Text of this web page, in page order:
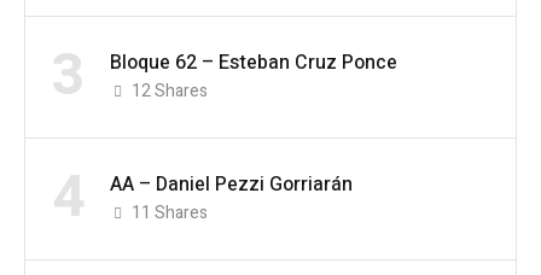
3 Bloque 62 – Esteban Cruz Ponce
12Shares
4 AA – Daniel Pezzi Gorriarán
11 Shares